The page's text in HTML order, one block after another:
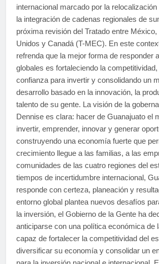
internacional marcado por la
la integración de cadenas regionales de
próxima revisión del Tratado entre México,
Unidos y Canadá (T-MEC). En este
refrenda que la mejor forma de responder
globales es fortaleciendo la
confianza para invertir y consolidando un
desarrollo basado en la innovación, la
talento de su gente. La visión de la
Dennise es clara: hacer de Guanajuato el
invertir, emprender, innovar y generar
construyendo una economía fuerte que
crecimiento llegue a las familias, a las
comunidades de las cuatro regiones del
tiempos de incertidumbre internacional,
responde con certeza, planeación y
entorno global plantea nuevos desafíos
la inversión, el Gobierno de la Gente ha
anticiparse con una política económica de
capaz de fortalecer la competitividad del
diversificar su economía y consolidar un